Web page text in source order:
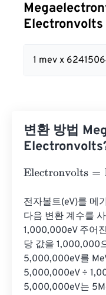
Electronvolts
1 mev x
변환 방법
Electronvolts=
전자볼트(eV)를 메
다음 변환 계수를
1,000,000eV 주어
당 값을 1,000,000
5,000,000eV를
5,000,000eV ÷
5,000,000eV는